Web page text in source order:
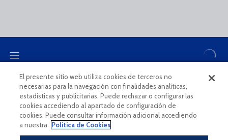
CANAL ÉTICO
El presente sitio web utiliza cookies de terceros no
necesarias para la navegación con finalidades analíticas,
estadísticas y publicitarias. Puede rechazar o configurar las
cookies accediendo al apartado de configuración de
cookies. Puede consultar información adicional accediendo
a nuestra
Política de Cookies